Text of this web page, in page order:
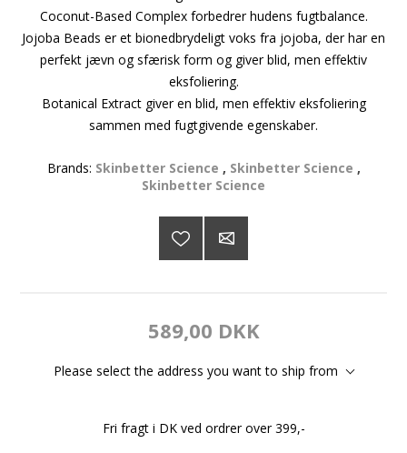
Coconut-Based Complex forbedrer hudens fugtbalance.
Jojoba Beads er et bionedbrydeligt voks fra jojoba, der har en
perfekt jævn og sfærisk form og giver blid, men effektiv
eksfoliering.
Botanical Extract giver en blid, men effektiv eksfoliering
sammen med fugtgivende egenskaber.
Brands: Skinbetter Science , Skinbetter Science ,
Skinbetter Science
589,00 DKK
Please select the address you want to ship from
Fri fragt i DK ved ordrer over 399,-